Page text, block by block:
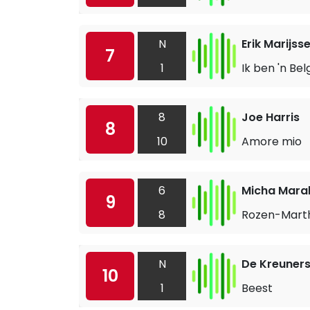
7
N
1
Erik Marijsse
Ik ben 'n
8
8
10
Joe Harris
Amore mio
9
6
8
Micha
Rozen-
10
N
1
De Kreuners
Beest